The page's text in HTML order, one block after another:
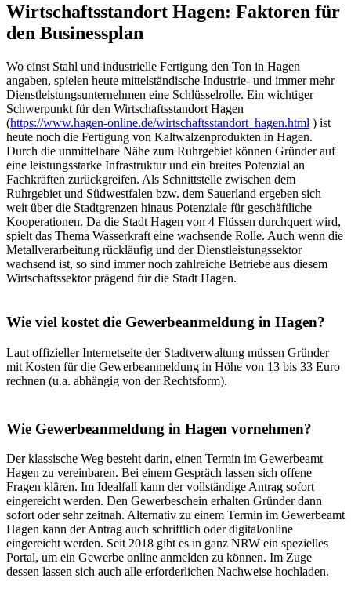
Wirtschaftsstandort Hagen: Faktoren für
den Businessplan
Wo einst Stahl und industrielle Fertigung den Ton in Hagen
angaben, spielen heute mittelständische Industrie- und immer mehr
Dienstleistungsunternehmen eine Schlüsselrolle. Ein wichtiger
Schwerpunkt für den Wirtschaftsstandort Hagen
(https://www.hagen-online.de/wirtschaftsstandort_hagen.html ) ist
heute noch die Fertigung von Kaltwalzenprodukten in Hagen.
Durch die unmittelbare Nähe zum Ruhrgebiet können Gründer auf
eine leistungsstarke Infrastruktur und ein breites Potenzial an
Fachkräften zurückgreifen. Als Schnittstelle zwischen dem
Ruhrgebiet und Südwestfalen bzw. dem Sauerland ergeben sich
weit über die Stadtgrenzen hinaus Potenziale für geschäftliche
Kooperationen. Da die Stadt Hagen von 4 Flüssen durchquert wird,
spielt das Thema Wasserkraft eine wachsende Rolle. Auch wenn die
Metallverarbeitung rückläufig und der Dienstleistungssektor
wachsend ist, so sind immer noch zahlreiche Betriebe aus diesem
Wirtschaftssektor prägend für die Stadt Hagen.
Wie viel kostet die Gewerbeanmeldung in Hagen?
Laut offizieller Internetseite der Stadtverwaltung müssen Gründer
mit Kosten für die Gewerbeanmeldung in Höhe von 13 bis 33 Euro
rechnen (u.a. abhängig von der Rechtsform).
Wie Gewerbeanmeldung in Hagen vornehmen?
Der klassische Weg besteht darin, einen Termin im Gewerbeamt
Hagen zu vereinbaren. Bei einem Gespräch lassen sich offene
Fragen klären. Im Idealfall kann der vollständige Antrag sofort
eingereicht werden. Den Gewerbeschein erhalten Gründer dann
sofort oder sehr zeitnah. Alternativ zu einem Termin im Gewerbeamt
Hagen kann der Antrag auch schriftlich oder digital/online
eingereicht werden. Seit 2018 gibt es in ganz NRW ein spezielles
Portal, um ein Gewerbe online anmelden zu können. Im Zuge
dessen lassen sich auch alle erforderlichen Nachweise hochladen.